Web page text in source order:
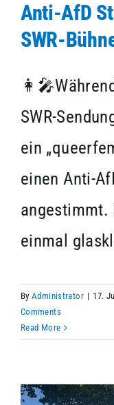
Anti-AfD
SWR-
SWR-
ein
einen Anti-
angestimmt.
einmal
ByAdministrator | 17.
Comments
Read More